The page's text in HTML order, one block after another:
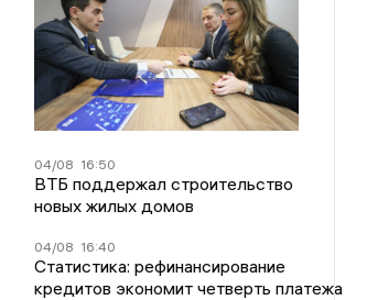
04/08 16:50
ВТБ поддержал строительство
новых жилых домов
04/08 16:40
Статистика: рефинансирование
кредитов экономит четверть платежа